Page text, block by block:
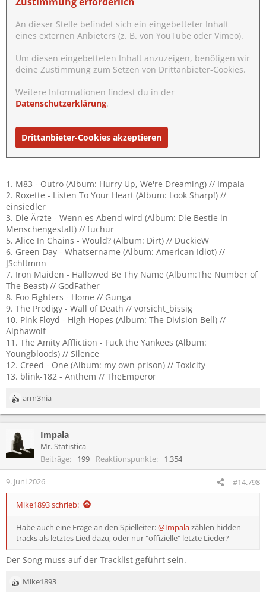
An dieser Stelle befindet sich ein eingebetteter Inhalt
eines externen Anbieters (z. B. von YouTube oder Vimeo).
Um diesen eingebetteten Inhalt anzuzeigen, benötigen wir
deine Zustimmung zum Setzen von Drittanbieter-Cookies.
Weitere Informationen findest du in der
Datenschutzerklärung.
Drittanbieter-Cookies akzeptieren
1. M83 - Outro (Album: Hurry Up, We're Dreaming) // Impala
2. Roxette - Listen To Your Heart (Album: Look Sharp!) //
einsiedler
3. Die Ärzte - Wenn es Abend wird (Album: Die Bestie in
Menschengestalt) // fuchur
5. Alice In Chains - Would? (Album: Dirt) // DuckieW
6. Green Day - Whatsername (Album: American Idiot) //
JSchltmnn
7. Iron Maiden - Hallowed Be Thy Name (Album:The Number of
The Beast) // GodFather
8. Foo Fighters - Home // Gunga
9. The Prodigy - Wall of Death // vorsicht_bissig
10. Pink Floyd - High Hopes (Album: The Division Bell) //
Alphawolf
11. The Amity Affliction - Fuck the Yankees (Album:
Youngbloods) // Silence
12. Creed - One (Album: my own prison) // Toxicity
13. blink-182 - Anthem // TheEmperor
R
e
t
i
n
e
arm3nia
Impala
Mr. Statistica
Beiträge
199 Reaktionspunkte 1.354
9. Juni 2026 #14.798
Mike1893 schrieb:
Habe auch eine Frage an den Spielleiter:@Impalazählen hidden
tracks als letztes Lied dazu, oder nur "offizielle" letzte Lieder?
Der Song muss auf der Tracklist geführt sein.
R
Mike1893